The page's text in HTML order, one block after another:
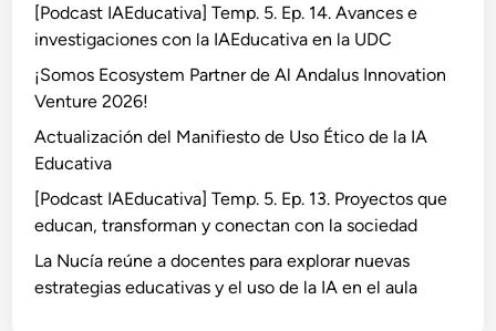
[Podcast IAEducativa] Temp. 5. Ep. 14. Avances e
investigaciones con la IAEducativa en la UDC
¡Somos Ecosystem Partner de Al Andalus Innovation
Venture 2026!
Actualización del Manifiesto de Uso Ético de la IA
Educativa
[Podcast IAEducativa] Temp. 5. Ep. 13. Proyectos que
educan, transforman y conectan con la sociedad
La Nucía reúne a docentes para explorar nuevas
estrategias educativas y el uso de la IA en el aula